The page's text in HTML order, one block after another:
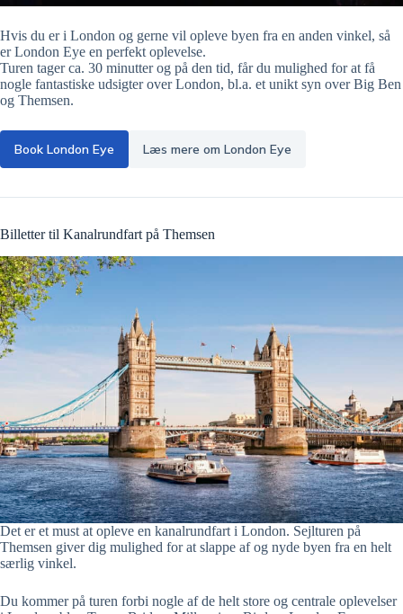
Hvis du er i London og gerne vil opleve byen fra en anden vinkel, så
er London Eye en perfekt oplevelse.
Turen tager ca. 30 minutter og på den tid, får du mulighed for at få
nogle fantastiske udsigter over London, bl.a. et unikt syn over Big Ben
og Themsen.
Book London Eye Læs mere om London Eye
Billetter til Kanalrundfart på Themsen
Det er et must at opleve en kanalrundfart i London. Sejlturen på
Themsen giver dig mulighed for at slappe af og nyde byen fra en helt
særlig vinkel.
Du kommer på turen forbi nogle af de helt store og centrale oplevelser